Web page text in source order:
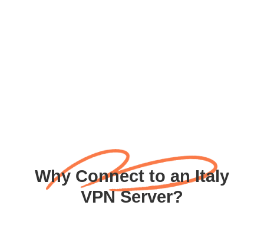
Why Connect to an Italy
VPN Server?